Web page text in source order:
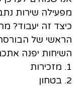
מפעילה שירות
כיצד זה יעבוד?
השיחות יפנה
1. מזכירות
2. בטחון